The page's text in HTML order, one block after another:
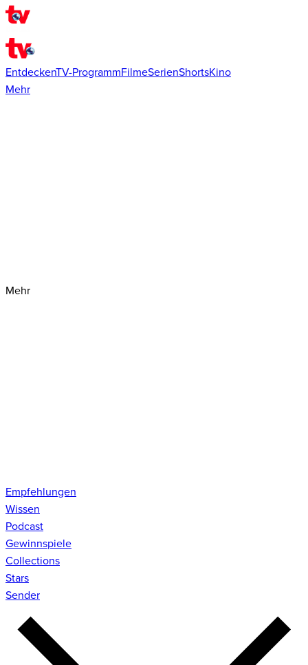
EntdeckenTV-ProgrammFilmeSerienShortsKino
Mehr
Mehr
Empfehlungen
Wissen
Podcast
Gewinnspiele
Collections
Stars
Sender